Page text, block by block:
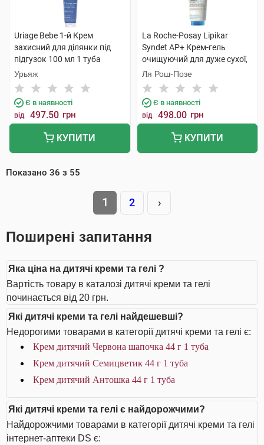
Uriage Bebe 1-й Крем
захисний для ділянки під
підгузок 100 мл 1 туба
Урьяж
Є в наявності
від 497.50 грн
КУПИТИ
La Roche-Posay Lipikar
Syndet AP+ Крем-гель
очищуючий для дуже сухої,
схильної до атопії шкіри 200
мл 1 туба
Ля Рош-Позе
Є в наявності
від 498.00 грн
КУПИТИ
Показано 36 з 55
1 2 ›
Поширені запитання
Яка ціна на дитячі креми та гелі ?
Вартість товару в каталозі дитячі креми та гелі
починається від 20 грн.
Які дитячі креми та гелі найдешевші?
Недорогими товарами в категорії дитячі креми та гелі є:
Крем дитячий Червона шапочка 44 г 1 туба
Крем дитячий Семицветик 44 г 1 туба
Крем дитячий Антошка 44 г 1 туба
Які дитячі креми та гелі є найдорожчими?
Найдорожчими товарами в категорії дитячі креми та гелі
інтернет-аптеки DS є: